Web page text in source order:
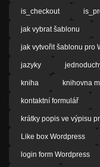
is_checkout
jak vybrat šablonu
jak vytvořit šablonu pro
jazyky
kniha knihovna
kontaktní formulář
krátky popis ve výpisu
Like box Wordpress
login form Wordpress